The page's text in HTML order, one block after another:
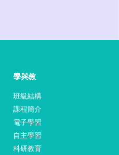
學與教
班級結構
課程簡介
電子學習
自主學習
科研教育